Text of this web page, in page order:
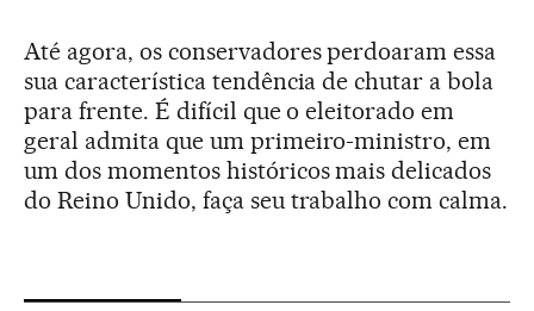
Até agora, os conservadores perdoaram essa
sua característica tendência de chutar a bola
para frente. É difícil que o eleitorado em
geral admita que um primeiro-ministro, em
um dos momentos históricos mais delicados
do Reino Unido, faça seu trabalho com calma.